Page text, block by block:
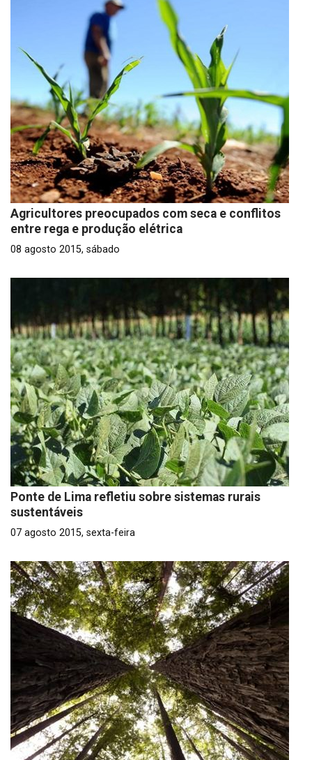
Agricultores preocupados com seca e conflitos
entre rega e produção elétrica
08 agosto 2015, sábado
Ponte de Lima refletiu sobre sistemas rurais
sustentáveis
07 agosto 2015, sexta-feira